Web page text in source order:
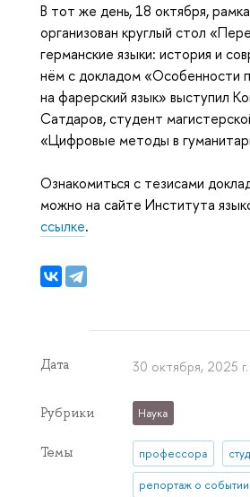
В тот же день, 18 октября,
организован круглый стол
германские языки: история и
нём с докладом «Особенности
на фарерский язык» выступил
Сатдаров, студент
«Цифровые методы в
Ознакомиться с тезисами
можно на сайте Института
ссылке.
Дата 30 октября, 2025 г.
Рубрики Наука
Темы профессора
репортаж о событии